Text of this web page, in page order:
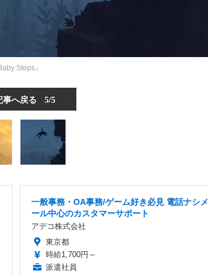
Steps』
事へ戻る 5/5
一般事務・OA事務/ゲーム好き必見 電話ナシメ
ール中心のカスタマーサポート
アデコ株式会社
東京都
時給1,700円～
派遣社員